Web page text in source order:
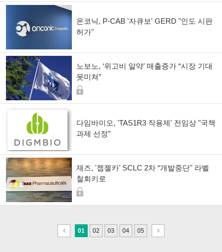
온코닉, P-CAB '자큐보' GERD "인도 시판
허가"
노보노, ‘위고비 알약’ 매출증가 “시장 기대
못미쳐”
다임바이오, 'TAS1R3 작용제' 전임상 "국책
과제 선정”
재즈, '젭젤카' SCLC 2차 “개발중단" 라벨
철회키로
이
전
01 02 03 04 05
다
음